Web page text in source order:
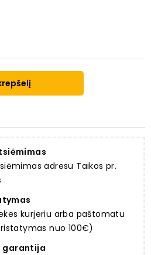
adresu Taikos pr.
kurjeriu arba paštomatu
nuo 100€)
garantija